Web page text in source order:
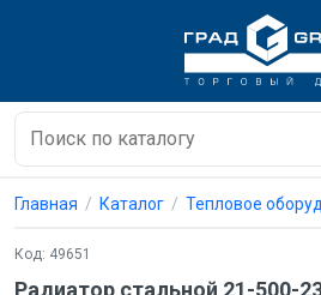
Главная Каталог Тепловое
Код: 49651
Радиатор стальной 21-500-